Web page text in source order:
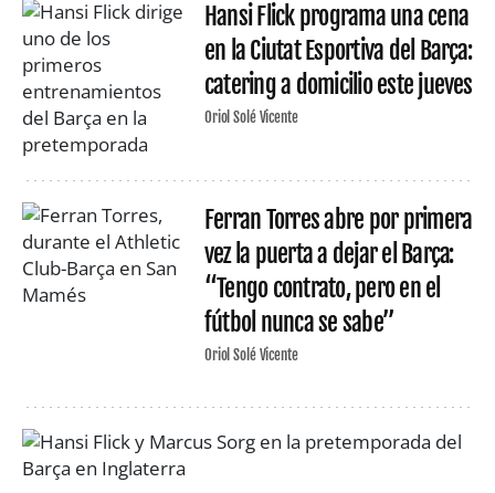
Hansi Flick programa una cena
en la Ciutat Esportiva del Barça:
catering a domicilio este jueves
Oriol Solé Vicente
Ferran Torres abre por primera
vez la puerta a dejar el Barça:
“Tengo contrato, pero en el
fútbol nunca se sabe”
Oriol Solé Vicente